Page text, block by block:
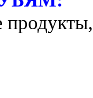
продукты,